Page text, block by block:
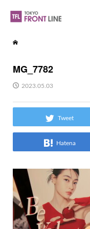
MG_7782
2023.05.03
Tweet
Hatena